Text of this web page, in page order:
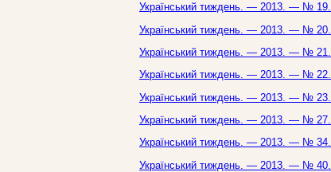
Український тиждень. — 2013. — № 19.
Український тиждень. — 2013. — № 20.
Український тиждень. — 2013. — № 21.
Український тиждень. — 2013. — № 22.
Український тиждень. — 2013. — № 23.
Український тиждень. — 2013. — № 27.
Український тиждень. — 2013. — № 34.
Український тиждень. — 2013. — № 40.